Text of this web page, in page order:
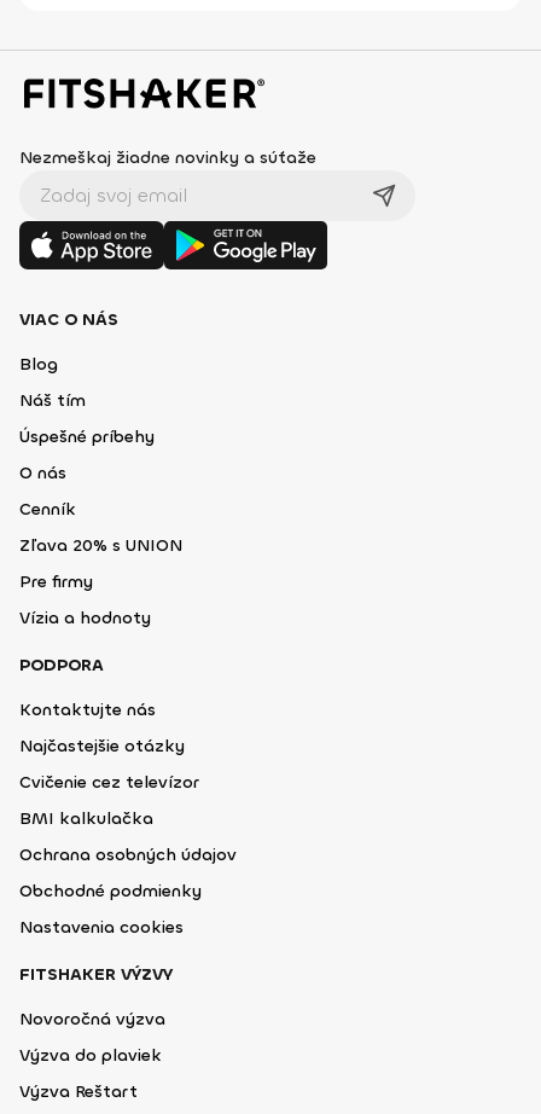
Nezmeškaj žiadne novinky a súťaže
VIAC O NÁS
Blog
Náš tím
Úspešné príbehy
O nás
Cenník
Zľava 20% s UNION
Pre firmy
Vízia a hodnoty
PODPORA
Kontaktujte nás
Najčastejšie otázky
Cvičenie cez televízor
BMI kalkulačka
Ochrana osobných údajov
Obchodné podmienky
Nastavenia cookies
FITSHAKER VÝZVY
Novoročná výzva
Výzva do plaviek
Výzva Reštart